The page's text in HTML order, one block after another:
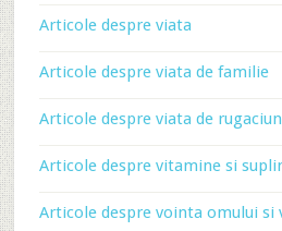
Articole despre viata
Articole despre viata de familie
Articole despre viata de
Articole despre vitamine si
Articole despre vointa omului si